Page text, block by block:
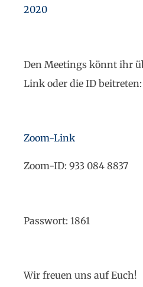
2020
Den Meetings könnt ihr
Link oder die ID beitreten:
Zoom-Link
Zoom-ID: 933 084 8837
Passwort: 1861
Wir freuen uns auf Euch!